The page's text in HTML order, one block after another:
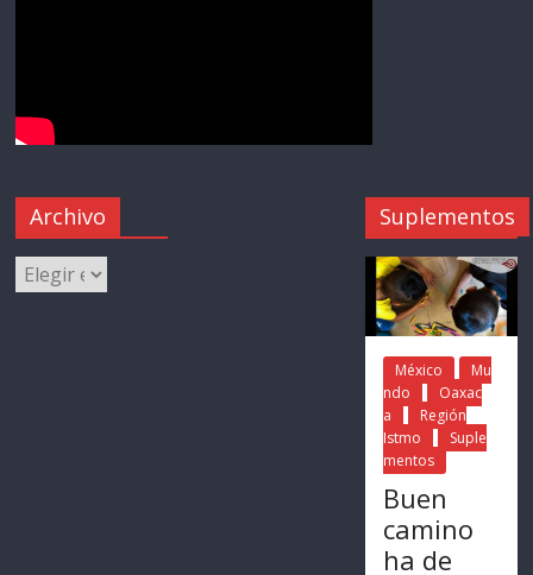
Archivo Suplementos
México
Mu
ndo
Oaxac
a
Región
Istmo
Suple
mentos
Buen
camino
ha de